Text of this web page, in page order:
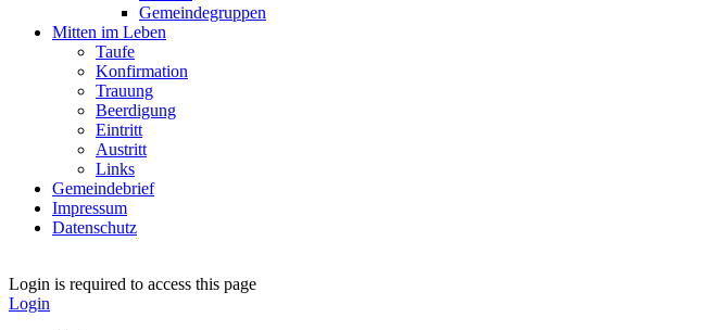
Gemeindegruppen
Mitten im Leben
Taufe
Konfirmation
Trauung
Beerdigung
Eintritt
Austritt
Links
Gemeindebrief
Impressum
Datenschutz
Login is required to access this page
Login